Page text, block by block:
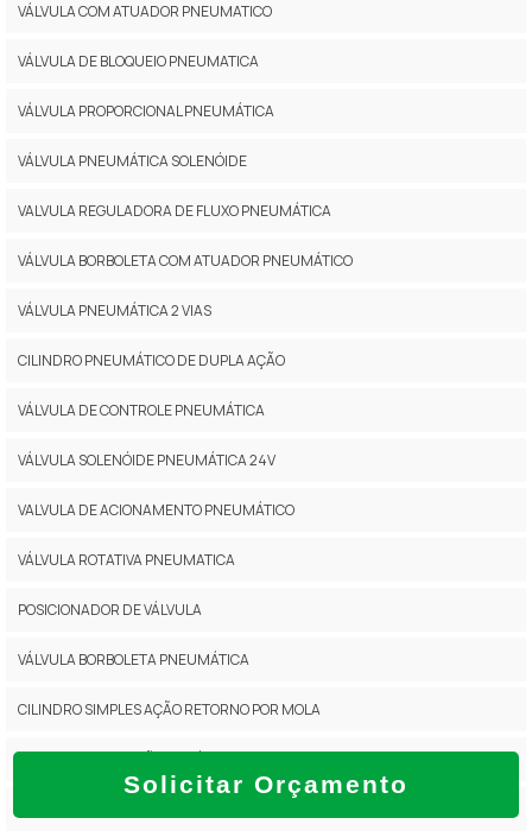
Solicitar Orçamento
VÁLVULA COM ATUADOR PNEUMATICO
VÁLVULA DE BLOQUEIO PNEUMATICA
VÁLVULA PROPORCIONAL PNEUMÁTICA
VÁLVULA PNEUMÁTICA SOLENÓIDE
VALVULA REGULADORA DE FLUXO PNEUMÁTICA
VÁLVULA BORBOLETA COM ATUADOR PNEUMÁTICO
VÁLVULA PNEUMÁTICA 2 VIAS
CILINDRO PNEUMÁTICO DE DUPLA AÇÃO
VÁLVULA DE CONTROLE PNEUMÁTICA
VÁLVULA SOLENÓIDE PNEUMÁTICA 24V
VALVULA DE ACIONAMENTO PNEUMÁTICO
VÁLVULA ROTATIVA PNEUMATICA
POSICIONADOR DE VÁLVULA
VÁLVULA BORBOLETA PNEUMÁTICA
CILINDRO SIMPLES AÇÃO RETORNO POR MOLA